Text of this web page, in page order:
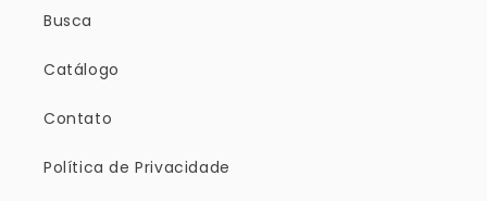
Busca
Catálogo
Contato
Política de Privacidade